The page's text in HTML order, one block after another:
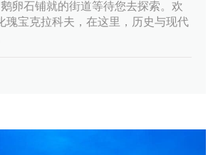
卵石铺就的街道等待您去探索。欢
瑰宝克拉科夫，在这里，历史与现代